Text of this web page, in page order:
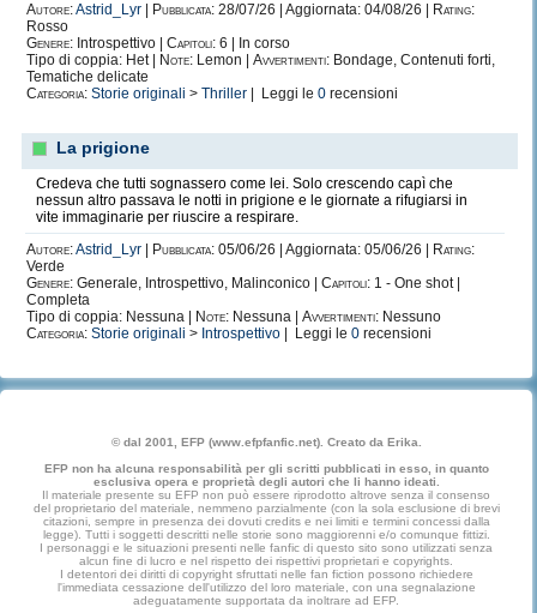
Autore:Astrid_Lyr Pubblicata: 28/07/26 | Aggiornata: 04/08/26 |
Rating:
Rosso
Genere: Introspettivo | Capitoli: 6 | In corso
Tipo di coppia: Het |
Note: Lemon | Avvertimenti: Bondage, Contenuti forti,
Tematiche delicate
Categoria: Storie originali > Thriller | Leggi le 0 recensioni
La prigione
Credeva che tutti sognassero come lei. Solo crescendo capì che
nessun altro passava le notti in prigione e le giornate a rifugiarsi in
vite immaginarie per riuscire a respirare.
Autore:Astrid_Lyr Pubblicata: 05/06/26 | Aggiornata: 05/06/26 |
Rating:
Verde
Genere: Generale, Introspettivo, Malinconico | Capitoli: 1 - One shot |
Completa
Tipo di coppia: Nessuna |
Note: Nessuna | Avvertimenti: Nessuno
Categoria: Storie originali > Introspettivo | Leggi le 0 recensioni
© dal 2001, EFP (www.efpfanfic.net). Creato da Erika.
EFP non ha alcuna responsabilità per gli scritti pubblicati in esso, in quanto
esclusiva opera e proprietà degli autori che li hanno ideati.
Il materiale presente su EFP non può essere riprodotto altrove senza il consenso
del proprietario del materiale, nemmeno parzialmente (con la sola esclusione di brevi
citazioni, sempre in presenza dei dovuti credits e nei limiti e termini concessi dalla
legge). Tutti i soggetti descritti nelle storie sono maggiorenni e/o comunque fittizi.
I personaggi e le situazioni presenti nelle fanfic di questo sito sono utilizzati senza
alcun fine di lucro e nel rispetto dei rispettivi proprietari e copyrights.
I detentori dei diritti di copyright sfruttati nelle fan fiction possono richiedere
l'immediata cessazione dell'utilizzo del loro materiale, con una segnalazione
adeguatamente supportata da inoltrare ad EFP.